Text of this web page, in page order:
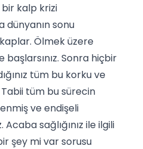
bir kalp krizi
dünyanın sonu
Ölmek üzere
Sonra hiçbir
tüm bu korku ve
tüm bu sürecin
ve endişeli
sağlığınız ile ilgili
şey mi var sorusu